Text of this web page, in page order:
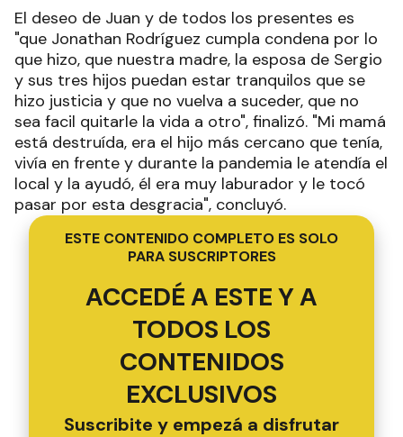
El deseo de Juan y de todos los presentes es
"que Jonathan Rodríguez cumpla condena por lo
que hizo, que nuestra madre, la esposa de Sergio
y sus tres hijos puedan estar tranquilos que se
hizo justicia y que no vuelva a suceder, que no
sea facil quitarle la vida a otro", finalizó. "Mi mamá
está destruída, era el hijo más cercano que tenía,
vivía en frente y durante la pandemia le atendía el
local y la ayudó, él era muy laburador y le tocó
pasar por esta desgracia", concluyó.
ESTE CONTENIDO COMPLETO ES SOLO
PARA SUSCRIPTORES
ACCEDÉ A ESTE Y A
TODOS LOS
CONTENIDOS
EXCLUSIVOS
Suscribite y empezá a disfrutar